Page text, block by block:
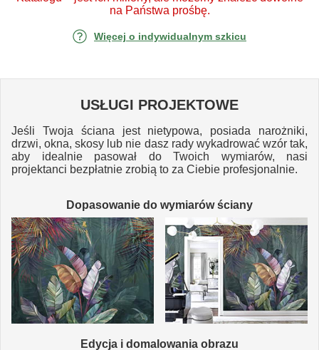
na Państwa prośbę.
Więcej o indywidualnym szkicu
USŁUGI PROJEKTOWE
Jeśli Twoja ściana jest nietypowa, posiada narożniki,
drzwi, okna, skosy lub nie dasz rady wykadrować wzór tak,
aby idealnie pasował do Twoich wymiarów, nasi
projektanci bezpłatnie zrobią to za Ciebie profesjonalnie.
Dopasowanie do wymiarów ściany
Edycja i domalowania obrazu